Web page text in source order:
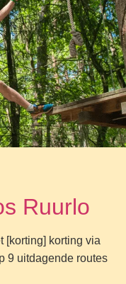
Ruurlo
[korting] korting via
9 uitdagende routes